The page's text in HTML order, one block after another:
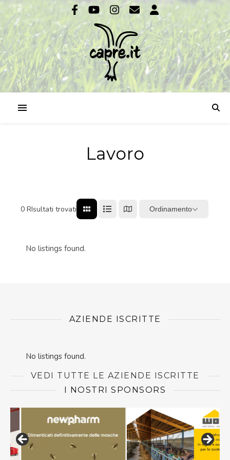
Lavoro
0 RIsultati trovati Ordinamento
No listings found.
AZIENDE ISCRITTE
No listings found.
VEDI TUTTE LE AZIENDE ISCRITTE
I NOSTRI SPONSORS